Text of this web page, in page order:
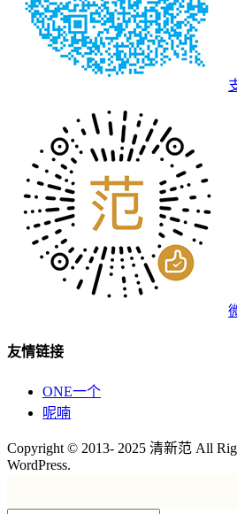
友情链接
ONE一个
呢喃
Copyright © 2013- 2025 清新范 All
WordPress.